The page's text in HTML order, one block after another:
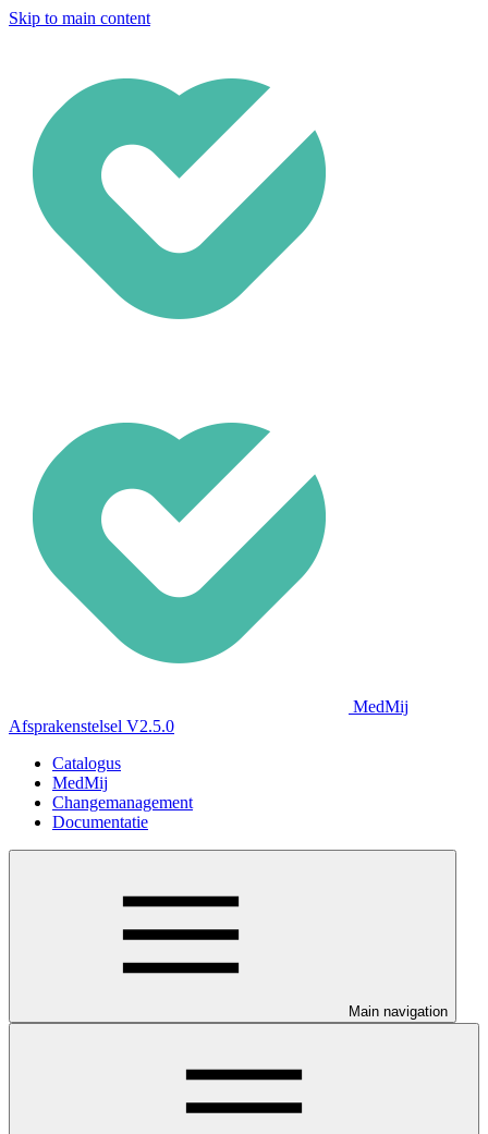
Skip to main content
MedMij
Afsprakenstelsel V2.5.0
Catalogus
MedMij
Changemanagement
Documentatie
Main navigation